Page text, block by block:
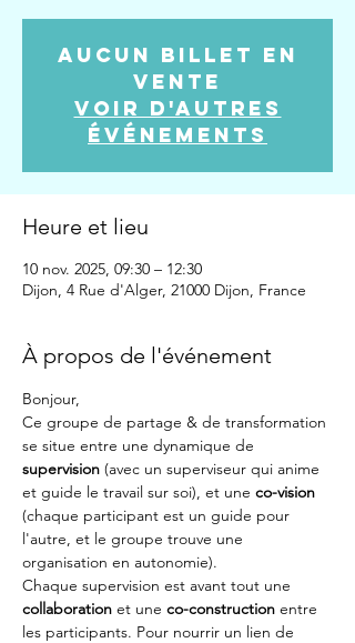
Aucun billet en
vente
Voir d'autres
événements
Heure et lieu
10 nov. 2025, 09:30 – 12:30
Dijon, 4 Rue d'Alger, 21000 Dijon, France
À propos de l'événement
Bonjour,
Ce groupe de partage & de transformation
se situe entre une dynamique de
supervision (avec un superviseur qui anime
et guide le travail sur soi), et une co-vision
(chaque participant est un guide pour
l'autre, et le groupe trouve une
organisation en autonomie).
Chaque supervision est avant tout une
collaboration et une co-construction entre
les participants. Pour nourrir un lien de